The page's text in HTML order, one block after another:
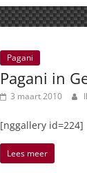
Pagani
Pagani in
3 maart 2010
[nggallery id=224]
Lees meer